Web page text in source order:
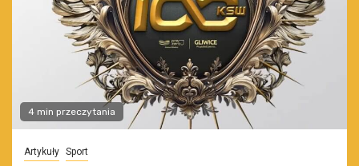
4 min przeczytania
Artykuły Sport